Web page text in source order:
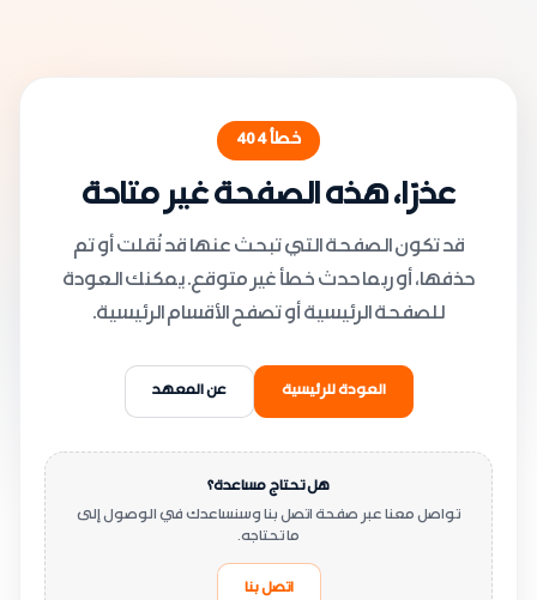
خطأ404
عذرًا، هذه الصفحة غير متاحة
قد تكون الصفحة التي تبحث عنها قد نُقلت أو تم
حذفها، أو ربما حدث خطأ غير متوقع. يمكنك العودة
للصفحة الرئيسية أو تصفح الأقسام الرئيسية.
العودة للرئيسية عن المعهد
هل تحتاج مساعدة؟
تواصل معنا عبر صفحة اتصل بنا وسنساعدك في الوصول إلى
ما تحتاجه.
اتصل بنا